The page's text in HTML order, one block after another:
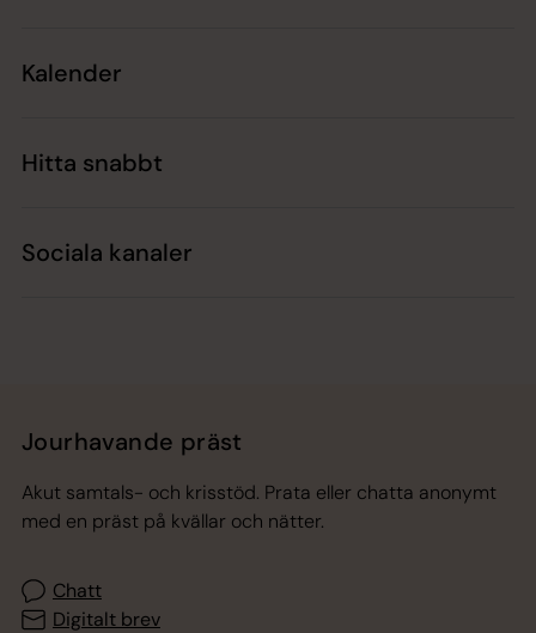
Kalender
Hitta snabbt
Sociala kanaler
Jourhavande präst
Akut samtals- och krisstöd. Prata eller chatta anonymt
med en präst på kvällar och nätter.
Chatt
Digitalt brev